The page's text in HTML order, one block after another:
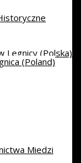
Legnicy (Polska)
(Poland)
Miedzi